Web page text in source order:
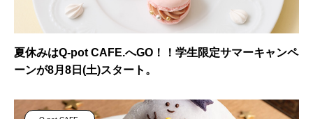
夏休みはQ-pot CAFE.へGO！！学生限定サマーキャンペ
ーンが8月8日(土)スタート。